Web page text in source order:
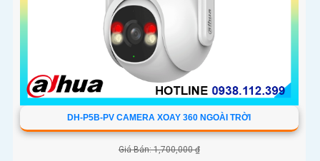
DH-P5B-PV CAMERA XOAY 360 NGOÀI TRỜI
Giá Bán: 1,700,000 ₫